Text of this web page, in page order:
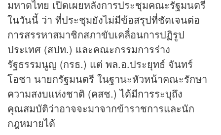
มหาดไทย เปิดเผยหลังการประชุมคณะรัฐมนตรี
ในวันนี้ ว่า ที่ประชุมยังไม่มีข้อสรุปที่ชัดเจนต่อ
การสรรหาสมาชิกสภาขับเคลื่อนการปฏิรูป
ประเทศ (สปท.) และคณะกรรมการร่าง
รัฐธรรมนูญ (กรธ.) แต่ พล.อ.ประยุทธ์ จันทร์
โอชา นายกรัฐมนตรี ในฐานะหัวหน้าคณะรักษา
ความสงบแห่งชาติ (คสช.) ได้มีการระบุถึง
คุณสมบัติว่าอาจจะมาจากข้าราชการและนัก
กฎหมายได้